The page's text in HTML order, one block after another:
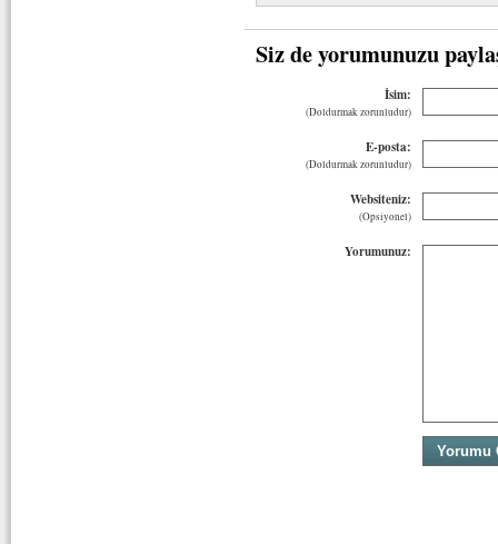
Siz de yorumunuzu
İsim:
(Doldurmak zorunludur)
E-posta:
(Doldurmak zorunludur)
Websiteniz:
(Opsiyonel)
Yorumunuz: